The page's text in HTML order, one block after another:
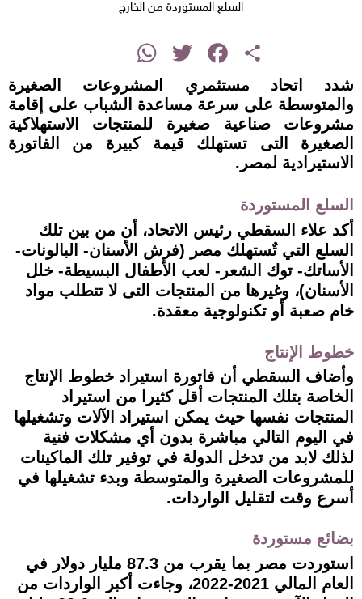
السلع المستوردة من الخارج
Share
Facebook
Twitter
WhatsApp
شدد اتحاد مستثمري المشروعات الصغيرة
والمتوسطة على سرعة مساعدة الشباب على إقامة
مشروعات صناعية صغيرة للمنتجات الاستهلاكية
الصغيرة التى تستهلك قيمة كبيرة من الفاتورة
الاستيرادية لمصر.
السلع المستوردة
أكد علاء السقطي رئيس الاتحاد، أن من بين تلك
السلع التي تٌستهلك مصر (فرش الأسنان- البالونات-
الأساتك- توك الشعر- لعب الأطفال البسيطة- خلل
الأسنان)، وغيرها من المنتجات التى لا تتطلب مواد
خام صعبة أو تكنولوجية معقدة.
خطوط الإنتاج
وأضاف السقطي أن فاتورة استيراد خطوط الإنتاج
الخاصة بتلك المنتجات أقل كثيرا من استيراد
المنتجات نفسها حيث يمكن استيراد الآلات وتشغيلها
في اليوم التالي مباشرة بدون أي مشكلات فنية
لذلك لابد من تدخل الدولة في توفير تلك الماكينات
للمشروعات الصغيرة والمتوسطة وبدء تشغيلها في
أسرع وقت لتقليل الواردات.
بضائع مستوردة
استوردت مصر بما يقرب من 87.3 مليار دولار في
العام المالي 2021-2022، وجاءت أكبر الواردات من